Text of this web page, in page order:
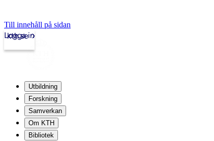
Till innehåll på sidan
kth.se
Logga in
Utbildning
Forskning
Samverkan
Om KTH
Bibliotek